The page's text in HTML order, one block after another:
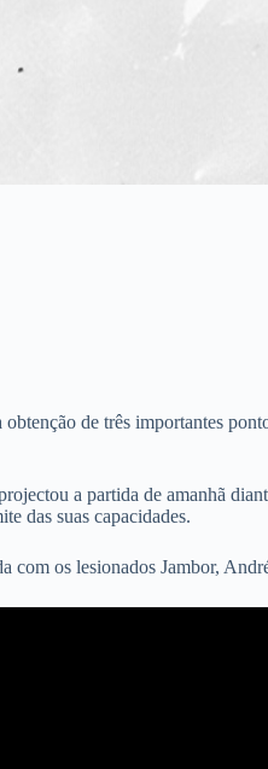
de três importantes
a partida de amanhã
das suas capacidades.
com os lesionados Jambor,